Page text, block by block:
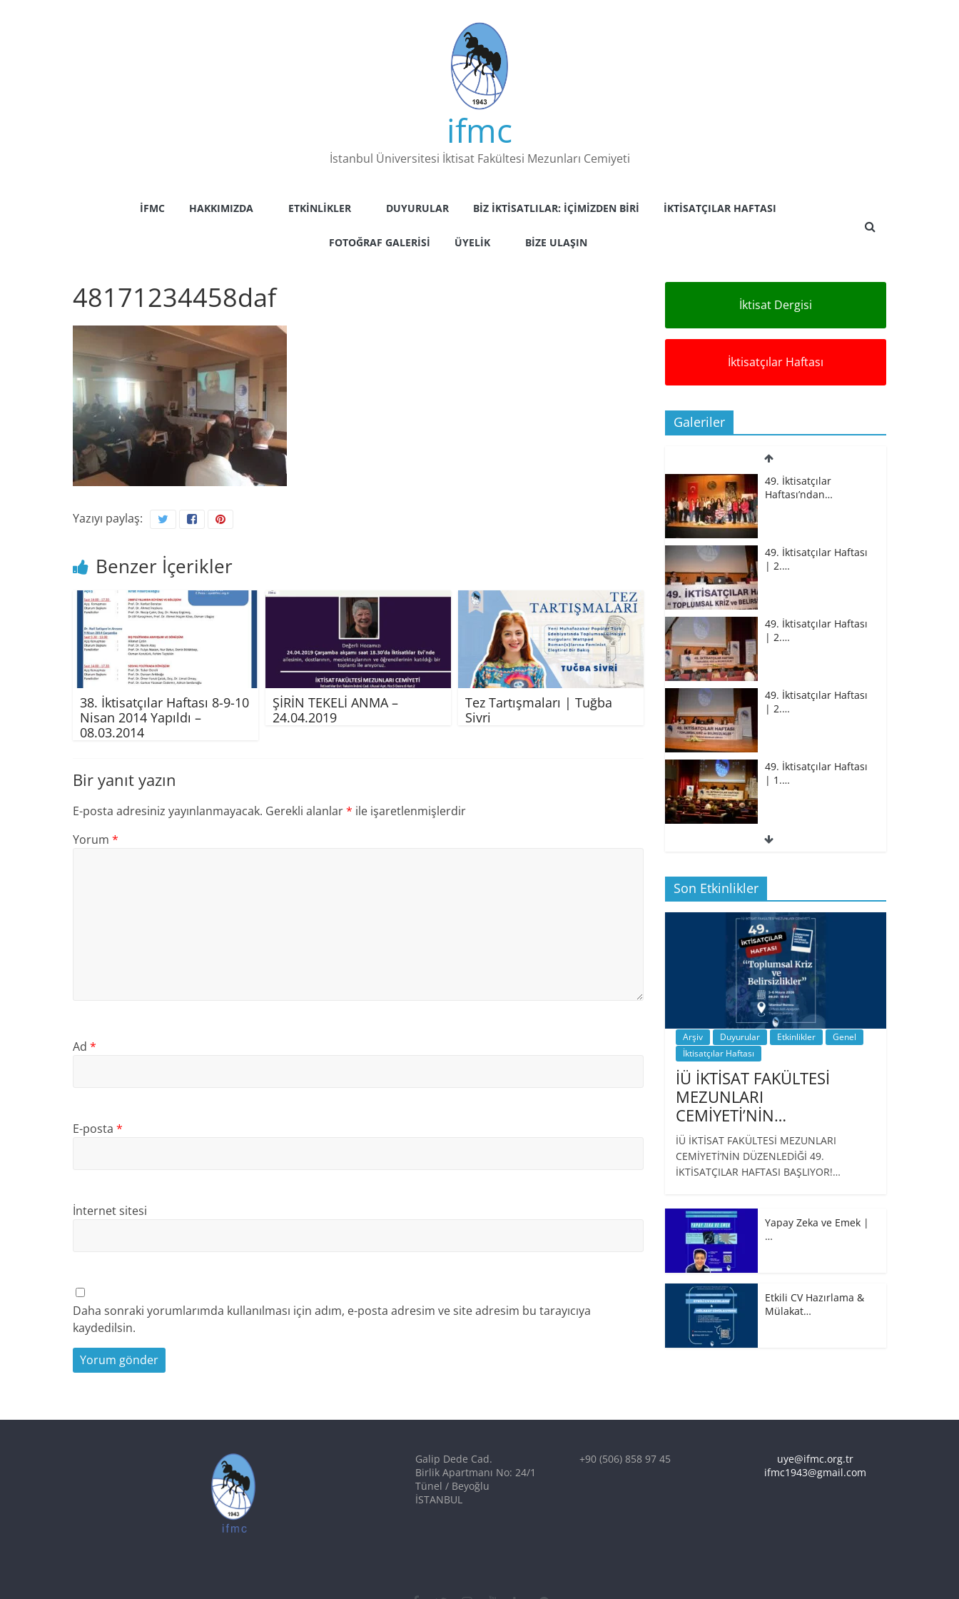
ifmc
İstanbul Üniversitesi İktisat Fakültesi Mezunları Cemiyeti
İFMC HAKKIMIZDA ETKINLIKLER DUYURULAR BIZ İKTISATLILAR: İÇIMIZDEN BIRI İKTISATÇILAR HAFTASI
FOTOĞRAF GALERISI ÜYELIK BIZE ULAŞIN
48171234458daf
Yazıyı paylaş:
Benzer İçerikler
38. İktisatçılar Haftası 8-9-10
Nisan 2014 Yapıldı –
08.03.2014
ŞİRİN TEKELİ ANMA –
24.04.2019
Tez Tartışmaları | Tuğba
Sivri
Bir yanıt yazın
E-posta adresiniz yayınlanmayacak. Gerekli alanlar* ile işaretlenmişlerdir
Yorum *
Ad *
E-posta *
İnternet sitesi
Daha sonraki yorumlarımda kullanılması için adım, e-posta adresim ve site adresim bu tarayıcıya
kaydedilsin.
İktisat Dergisi
İktisatçılar Haftası
Galeriler
49. İktisatçılar
Haftası’ndan…
49. İktisatçılar Haftası
| 2.…
49. İktisatçılar Haftası
| 2.…
49. İktisatçılar Haftası
| 2.…
49. İktisatçılar Haftası
| 1.…
49. İktisatçılar Haftası
BİZ İKTİSATLILAR:
İÇİMİZDEN BİRİ PROF.…
Son Etkinlikler
Arşiv Duyurular Etkinlikler
Genel
İktisatçılar Haftası
İÜ İKTİSAT FAKÜLTESİ
MEZUNLARI
CEMİYETİ’NİN…
İÜ İKTİSAT FAKÜLTESİ MEZUNLARI
CEMİYETİ’NİN DÜZENLEDİĞİ 49.
İKTİSATÇILAR HAFTASI BAŞLIYOR!…
Yapay Zeka ve Emek |
…
Etkili CV Hazırlama &
Mülakat…
Galip Dede Cad.
Birlik Apartmanı No: 24/1
Tünel / Beyoğlu
İSTANBUL
+90 (506) 858 97 45
uye@ifmc.org.tr
ifmc1943@gmail.com